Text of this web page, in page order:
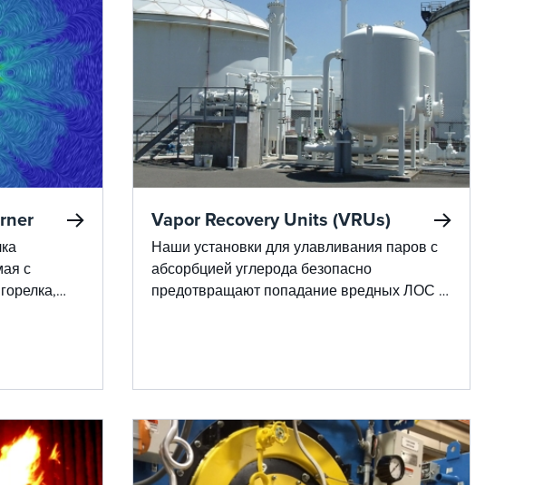
с
Vapor Recovery Units (VRUs)
Наши установки для улавливания паров с
абсорбцией углерода безопасно
предотвращают попадание вредных ЛОС в